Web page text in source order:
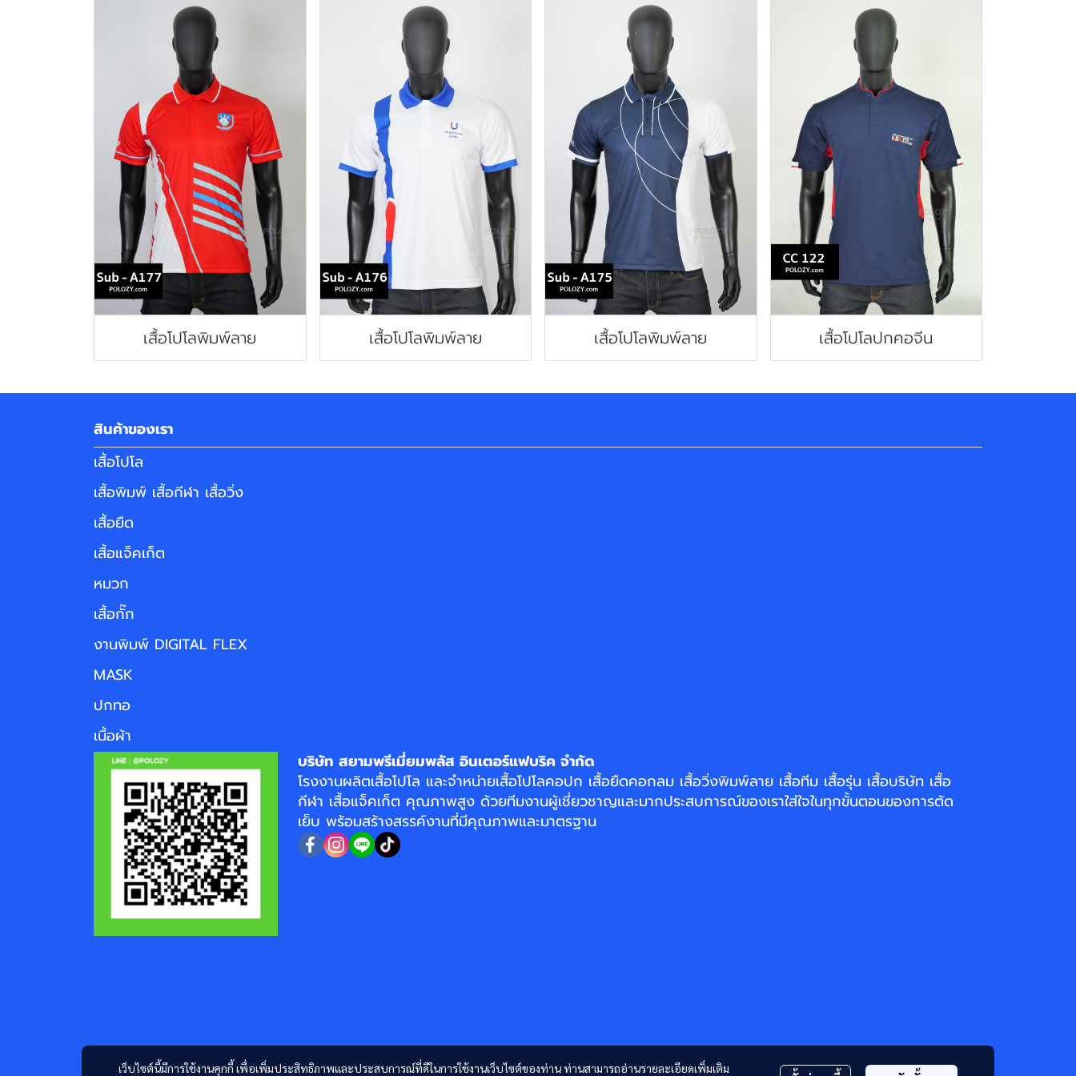
เสื้อโปโลพิมพ์ลาย เสื้อโปโลพิมพ์ลาย เสื้อโปโลพิมพ์ลาย เสื้อโปโลปกคอจีน
เว็บไซต์นี้มีการใช้งานคุกกี้ เพื่อเพิ่มประสิทธิภาพและประสบการณ์ที่ดีในการใช้งานเว็บไซต์ของท่าน ท่านสามารถอ่านรายละเอียดเพิ่มเติม
สินค้าของเรา
เสื้อโปโล
เสื้อพิมพ์ เสื้อกีฬา เสื้อวิ่ง
เสื้อยืด
เสื้อแจ็คเก็ต
หมวก
เสื้อกั๊ก
งานพิมพ์ DIGITAL FLEX
MASK
ปกทอ
เนื้อผ้า
บริษัท สยามพรีเมี่ยมพลัส อินเตอร์แฟบริค จำกัด
โรงงานผลิตเสื้อโปโล และจำหน่ายเสื้อโปโลคอปก เสื้อยืดคอกลม เสื้อวิ่งพิมพ์ลาย เสื้อทีม เสื้อรุ่น เสื้อบริษัท เสื้อ
กีฬา เสื้อแจ็คเก็ต คุณภาพสูง ด้วยทีมงานผู้เชี่ยวชาญและมากประสบการณ์ของเราใส่ใจในทุกขั้นตอนของการตัด
เย็บ พร้อมสร้างสรรค์งานที่มีคุณภาพและมาตรฐาน